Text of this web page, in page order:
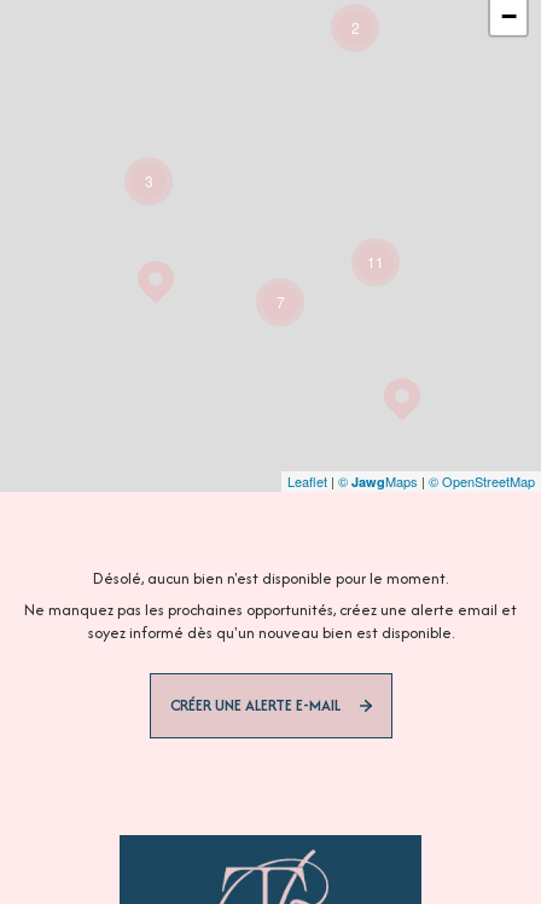
2
3
7
11
−
Leaflet | © JawgMaps | © OpenStreetMap
Désolé, aucun bien n'est disponible pour le moment.
Ne manquez pas les prochaines opportunités, créez une alerte email et
soyez informé dès qu'un nouveau bien est disponible.
CRÉER UNE ALERTE E-MAIL